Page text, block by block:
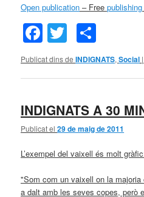
Open publication – Freepublishing
Facebook
Twitter
Publicat dins de INDIGNATS,Social |
INDIGNATS A 30
Publicat el29 de maig de 2011
L’exempel del vaixell és molt
"Som com un vaixell on la
a dalt amb les seves copes, però